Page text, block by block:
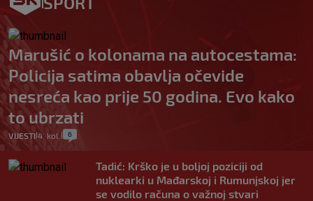
Marušić o kolonama na autocestama:
Policija satima obavlja očevide
nesreća kao prije 50 godina. Evo kako
to ubrzati
VIJESTI 4. kol. 6
Tadić: Krško je u boljoj poziciji od
nuklearki u Mađarskoj i Rumunjskoj jer
se vodilo računa o važnoj stvari